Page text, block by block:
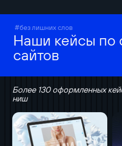
#без лишних слов
Наши кейсы по
сайтов
Более 130 оформленных
ниш